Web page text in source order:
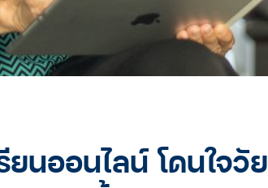
นออนไลน์ โดนใจวัย